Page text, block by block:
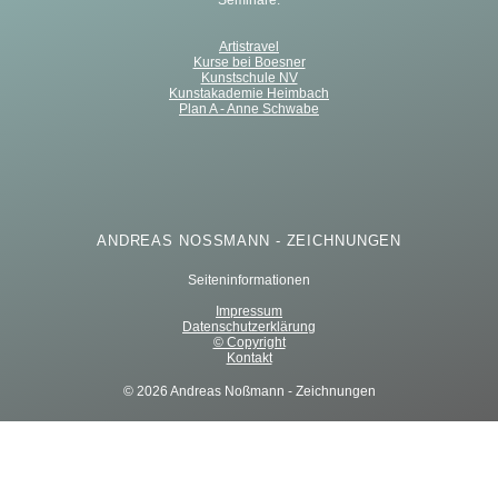
ANDREAS NOSSMANN - ZEICHNUNGEN
Seiteninformationen
Impressum
Datenschutzerklärung
© Copyright
Kontakt
© 2026 Andreas Noßmann - Zeichnungen
Artistravel
Kurse bei Boesner
Kunstschule NV
Kunstakademie Heimbach
Plan A - Anne Schwabe